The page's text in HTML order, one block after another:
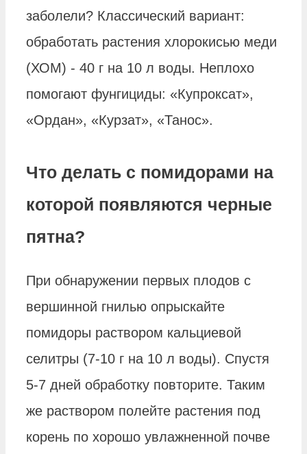
заболели? Классический вариант:
обработать растения хлорокисью меди
(ХОМ) - 40 г на 10 л воды. Неплохо
помогают фунгициды: «Купроксат»,
«Ордан», «Курзат», «Танос».
Что делать с помидорами на
которой появляются черные
пятна?
При обнаружении первых плодов с
вершинной гнилью опрыскайте
помидоры раствором кальциевой
селитры (7-10 г на 10 л воды). Спустя
5-7 дней обработку повторите. Таким
же раствором полейте растения под
корень по хорошо увлажненной почве